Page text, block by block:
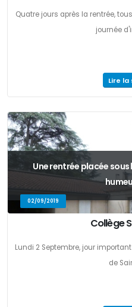
Quatre jours après la rentrée,
journée
Lire
Une rentrée placée sous
02/09/2019
Collège
Lundi 2 Septembre, jour
de